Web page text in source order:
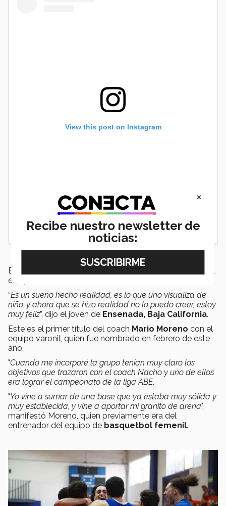
View this post on Instagram
Él junto a su compañero
fueron parte del
equipo ideal de
“Es un sueño hecho realidad, es lo que uno visualiza de
niño, y ahora que se hizo realidad no lo puedo creer, estoy
muy feliz”, dijo el joven de Ensenada, Baja California.
Este es el primer título del coach Mario Moreno con el
equipo varonil, quien fue nombrado en febrero de este
año.
"Cuando me incorporé la grupo tenían muy claro los
objetivos que trazaron con el coach Nacho y uno de ellos
era lograr el campeonato de la liga ABE.
"Yo vine a sumar de una base que ya estaba muy sólida y
muy establecida, y vine a aportar mi granito de arena",
manifestó Moreno, quien previamente era del
entrenador del equipo de basquetbol femenil.
×
Recibe nuestro newsletter de
noticias: